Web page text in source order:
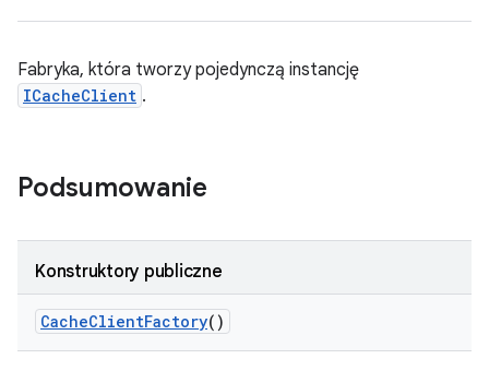
Fabryka, która tworzy pojedynczą instancję
ICacheClient .
Podsumowanie
Konstruktory publiczne
CacheClientFactory()